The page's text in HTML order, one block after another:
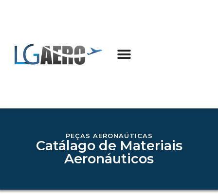
PEÇAS AERONAÚTICAS
Catálago de Materiais
Aeronáuticos